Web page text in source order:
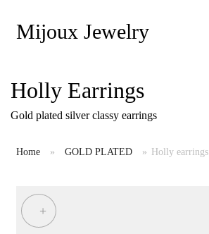
Mijoux Jewelry
Holly Earrings
Gold plated silver classy earrings
Home » GOLD PLATED » Holly earrings
+